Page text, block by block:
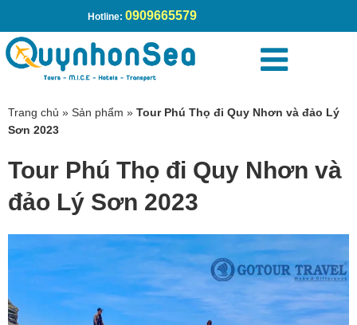
Hotline: 0909665579
Trang chủ » Sản phẩm » Tour Phú Thọ đi Quy Nhơn và đảo Lý
Sơn 2023
Tour Phú Thọ đi Quy Nhơn và
đảo Lý Sơn 2023